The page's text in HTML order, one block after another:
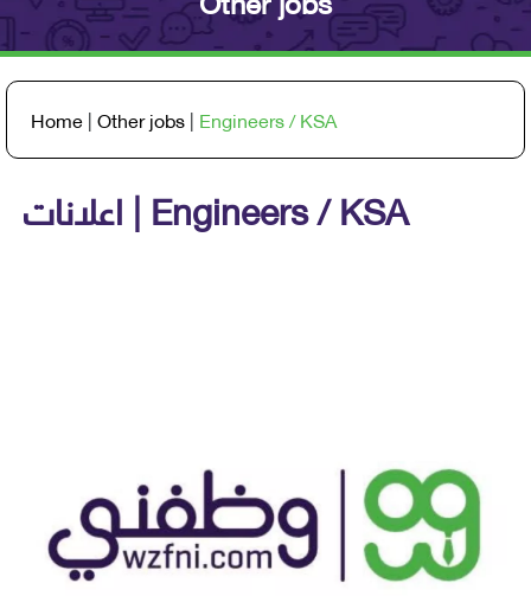
Home|Other jobs| Engineers / KSA
اعلانات | Engineers / KSA